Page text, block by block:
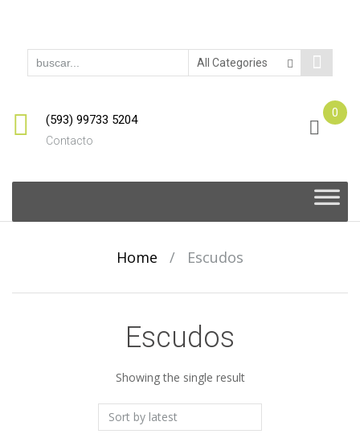
(593) 99733 5204
Contacto
0
content
Home / Escudos
Escudos
Showing the single result